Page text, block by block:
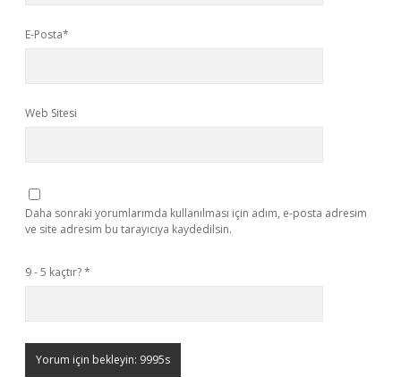
E-Posta*
Web Sitesi
Daha sonraki yorumlarımda kullanılması için adım, e-posta adresim
ve site adresim bu tarayıcıya kaydedilsin.
9 - 5 kaçtır?*